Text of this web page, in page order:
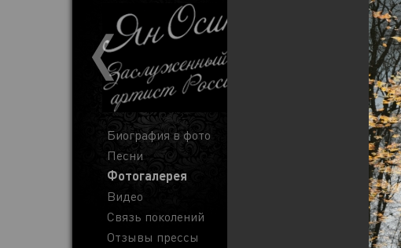
Биография в фото
Песни
Фотогалерея
Видео
Связь поколений
Отзывы прессы